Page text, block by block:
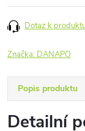
Dotaz k
Značka: DANAPO
Popis produktu
Detailní